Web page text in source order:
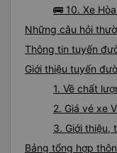
🚌 10. Xe
Những câu hỏi
Thông tin tuyến
Giới thiệu tuyến
1. Về chất
2. Giá vé xe
3. Giới thiệu,
Bảng tổng hợp